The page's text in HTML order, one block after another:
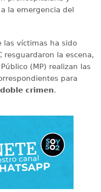
la emergencia del
las víctimas ha sido
resguardaron la escena,
(MP) realizan las
para
doble crimen.